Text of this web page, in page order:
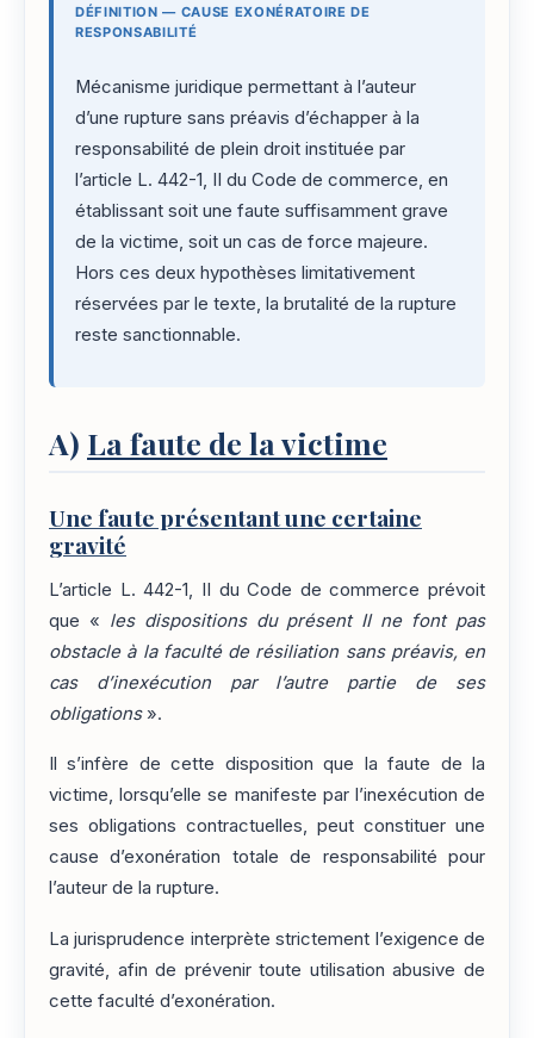
DÉFINITION — CAUSE EXONÉRATOIRE DE
RESPONSABILITÉ
Mécanisme juridique permettant à l’auteur
d’une rupture sans préavis d’échapper à la
responsabilité de plein droit instituée par
l’article L. 442-1, II du Code de commerce, en
établissant soit une faute suffisamment grave
de la victime, soit un cas de force majeure.
Hors ces deux hypothèses limitativement
réservées par le texte, la brutalité de la rupture
reste sanctionnable.
A) La faute de la victime
Une faute présentant une certaine
gravité
L’article L. 442-1, II du Code de commerce prévoit
que « les dispositions du présent II ne font pas
obstacle à la faculté de résiliation sans préavis, en
cas d’inexécution par l’autre partie de ses
obligations».
Il s’infère de cette disposition que la faute de la
victime, lorsqu’elle se manifeste par l’inexécution de
ses obligations contractuelles, peut constituer une
cause d’exonération totale de responsabilité pour
l’auteur de la rupture.
La jurisprudence interprète strictement l’exigence de
gravité, afin de prévenir toute utilisation abusive de
cette faculté d’exonération.